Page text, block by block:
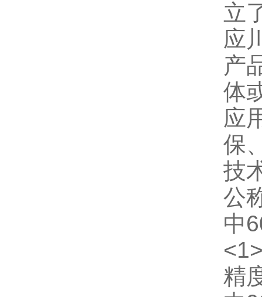
立
应
产
体
应
保
技
公
中
精